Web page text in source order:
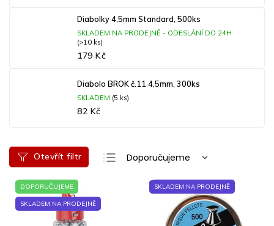
Diabolky 4,5mm Standard, 500ks
SKLADEM NA PRODEJNĚ - ODESLÁNÍ DO 24H
(>10 ks)
179 Kč
Diabolo BROK č.11 4,5mm, 300ks
SKLADEM (5 ks)
82 Kč
Ř
a
e
n
Doporučujeme
Nejlevnější
Nejdražší
Nejprodávanější
Otevřít filtr
V
p
DOPORUČUJEME
SKLADEM NA PRODEJNĚ
SKLADEM NA PRODEJNĚ